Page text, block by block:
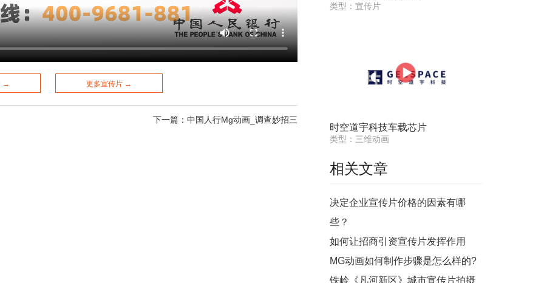
→ 更多宣传片 →
下一篇： 中国人行Mg动画_调查妙招三
类型：宣传片
时空道宇科技车载芯片
类型：三维动画
相关文章
决定企业宣传片价格的因素有哪
些？
如何让招商引资宣传片发挥作用
MG动画如何制作步骤是怎么样的?
铁岭《凡河新区》城市宣传片拍摄